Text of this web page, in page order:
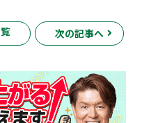
次の記事へ